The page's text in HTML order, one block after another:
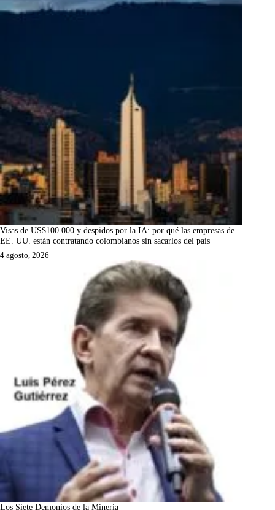
Visas de US$100.000 y despidos por la IA: por qué las empresas de
EE. UU. están contratando colombianos sin sacarlos del país
4 agosto, 2026
Los Siete Demonios de la Minería